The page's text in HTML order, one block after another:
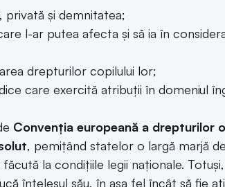
privată și demnitatea;
l-ar putea afecta și să ia în
drepturilor copilului lor;
care exercită atribuții în domeniul
Convenția europeană a drepturilor
, pemițând statelor o largă marjă de
la condițiile legii naționale.
înțelesul său, în așa fel încât să fie